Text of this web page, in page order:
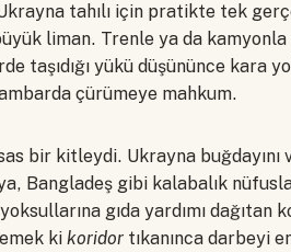
tahılı için pratikte tek
liman. Trenle ya da
taşıdığı yükü düşününce kara
çürümeye mahkum.
bir kitleydi. Ukrayna buğdayını
Bangladeş gibi kalabalık
gıda yardımı dağıtan
ki koridor tıkanınca darbeyi